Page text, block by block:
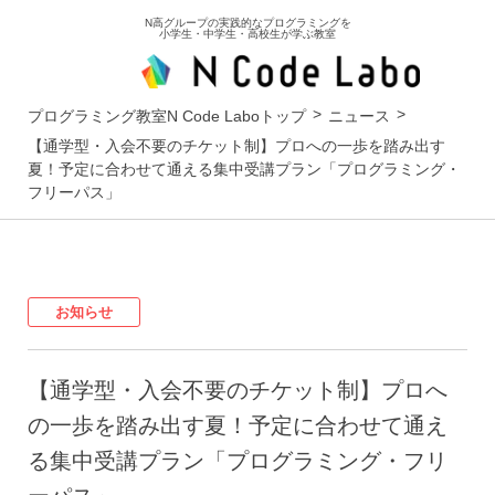
N高グループの実践的なプログラミングを
小学生・中学生・高校生が学ぶ教室
プログラミング教室N Code Laboトップ
ニュース
【通学型・入会不要のチケット制】プロへの一歩を踏み出す
夏！予定に合わせて通える集中受講プラン「プログラミング・
フリーパス」
お知らせ
【通学型・入会不要のチケット制】プロへ
の一歩を踏み出す夏！予定に合わせて通え
る集中受講プラン「プログラミング・フリ